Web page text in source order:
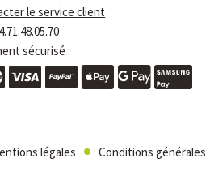
le service client
sécurisé :
légales Conditions